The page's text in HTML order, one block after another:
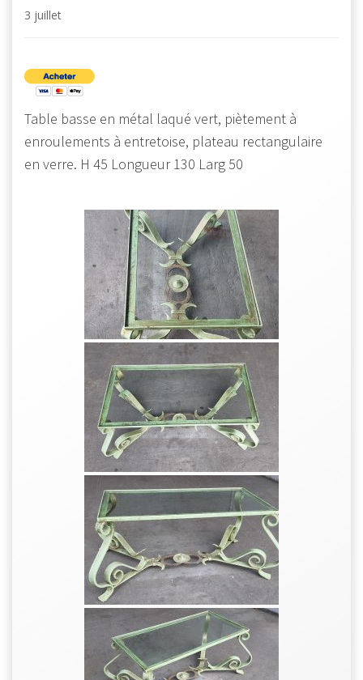
3 juillet
Table basse en métal laqué vert, piètement à
enroulements à entretoise, plateau rectangulaire
en verre. H 45 Longueur 130 Larg 50